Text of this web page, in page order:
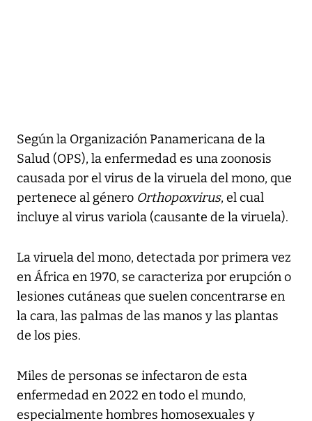
Según la Organización Panamericana de la
Salud (OPS), la enfermedad es una zoonosis
causada por el virus de la viruela del mono, que
pertenece al género Orthopoxvirus, el cual
incluye al virus variola (causante de la viruela).
La viruela del mono, detectada por primera vez
en África en 1970, se caracteriza por erupción o
lesiones cutáneas que suelen concentrarse en
la cara, las palmas de las manos y las plantas
de los pies.
Miles de personas se infectaron de esta
enfermedad en 2022 en todo el mundo,
especialmente hombres homosexuales y